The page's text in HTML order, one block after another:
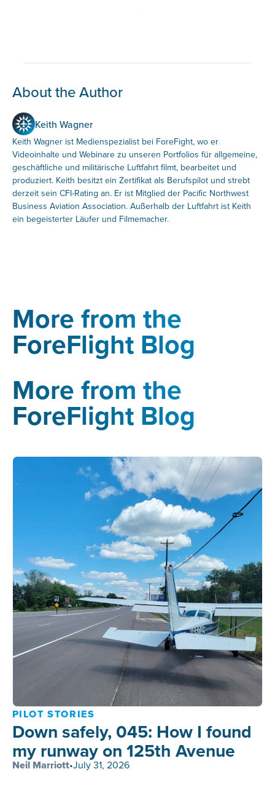
About the Author
Keith Wagner
Keith Wagner ist Medienspezialist bei ForeFight, wo er
Videoinhalte und Webinare zu unseren Portfolios für allgemeine,
geschäftliche und militärische Luftfahrt filmt, bearbeitet und
produziert. Keith besitzt ein Zertifikat als Berufspilot und strebt
derzeit sein CFI-Rating an. Er ist Mitglied der Pacific Northwest
Business Aviation Association. Außerhalb der Luftfahrt ist Keith
ein begeisterter Läufer und Filmemacher.
More from the
ForeFlight Blog
More from the
ForeFlight Blog
PILOT STORIES
Down safely, 045: How I found
my runway on 125th Avenue
Neil Marriott•July 31, 2026